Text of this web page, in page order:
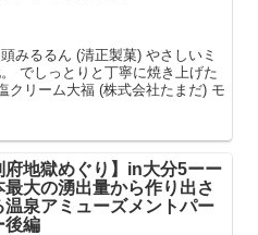
みるるん (清正製菓) やさしいミ
でしっとりと丁寧に焼き上げた
クリーム大福 (株式会社たまだ) モ
府地獄めぐり】in大分5ーー
最大の湧出量から作り出さ
温泉アミューズメントパー
後編